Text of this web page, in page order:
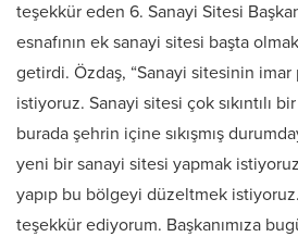
teşekkür eden 6. Sanayi Sitesi
esnafının ek sanayi sitesi başta
getirdi. Özdaş, “Sanayi sitesinin imar
istiyoruz. Sanayi sitesi çok sıkıntılı
burada şehrin içine sıkışmış
yeni bir sanayi sitesi yapmak
yapıp bu bölgeyi düzeltmek
teşekkür ediyorum. Başkanımıza